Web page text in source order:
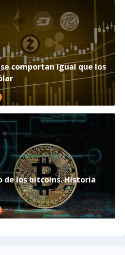
comportan igual que los
de los bitcoins. Historia